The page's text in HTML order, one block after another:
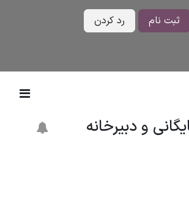
ثبت نام رد کردن
و دبیرخانه